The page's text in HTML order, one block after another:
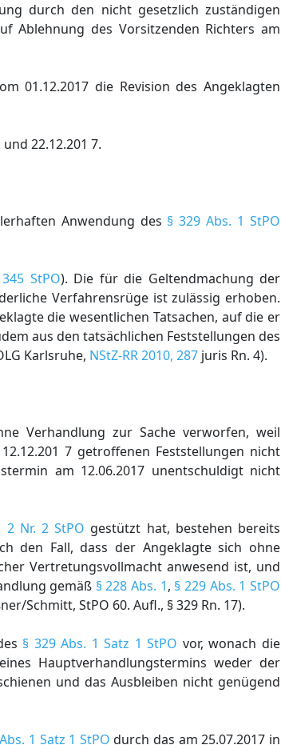
durch den nicht gesetzlich zuständigen
Ablehnung des Vorsitzenden Richters am
01.12.2017 die Revision des Angeklagten
22.12.201 7.
Anwendung des § 329 Abs. 1 StPO
345 StPO). Die für die Geltendmachung der
Verfahrensrüge ist zulässig erhoben.
die wesentlichen Tatsachen, auf die er
aus den tatsächlichen Feststellungen des
Karlsruhe, NStZ-RR 2010, 287 juris Rn. 4).
Verhandlung zur Sache verworfen, weil
7 getroffenen Feststellungen nicht
am 12.06.2017 unentschuldigt nicht
2 Nr. 2 StPO gestützt hat, bestehen bereits
den Fall, dass der Angeklagte sich ohne
Vertretungsvollmacht anwesend ist, und
gemäß § 228 Abs. 1, § 229 Abs. 1 StPO
Schmitt, StPO 60. Aufl., § 329 Rn. 17).
§ 329 Abs. 1 Satz 1 StPO vor, wonach die
Hauptverhandlungstermins weder der
und das Ausbleiben nicht genügend
1 Satz 1 StPO durch das am 25.07.2017 in